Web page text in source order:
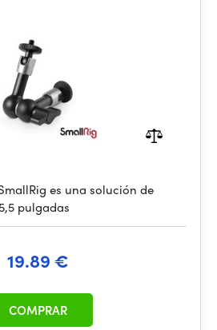
es una solución de
pulgadas
19.89 €
COMPRAR